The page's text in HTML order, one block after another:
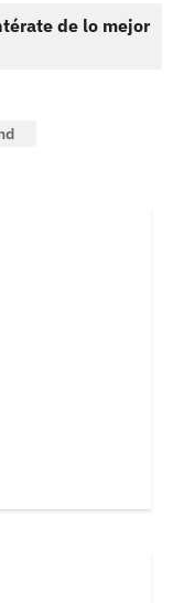
de lo mejor